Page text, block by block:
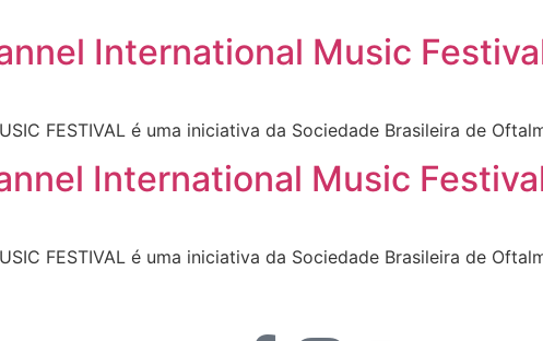
International Music
FESTIVAL é uma iniciativa da Sociedade Brasileira de
International Music
FESTIVAL é uma iniciativa da Sociedade Brasileira de